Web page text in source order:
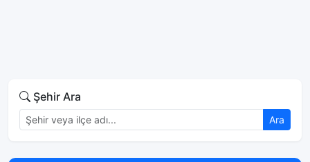
Şehir Ara
Ara